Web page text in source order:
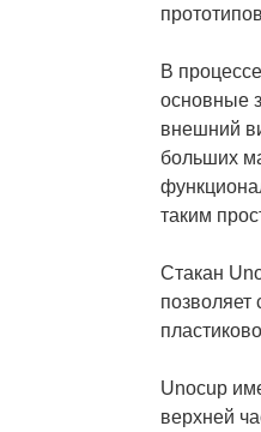
В
основные
внешний
больших
таким
Стакан
позволяет
Unocup
верхней